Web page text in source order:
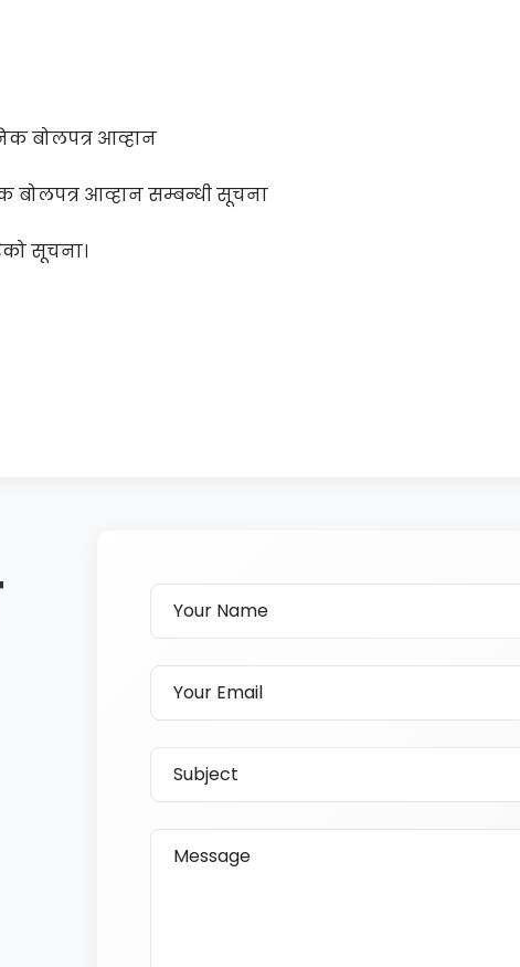
बोलपत्र आव्हान
बोलपत्र आव्हान सम्बन्धी सूचना
सूचना।